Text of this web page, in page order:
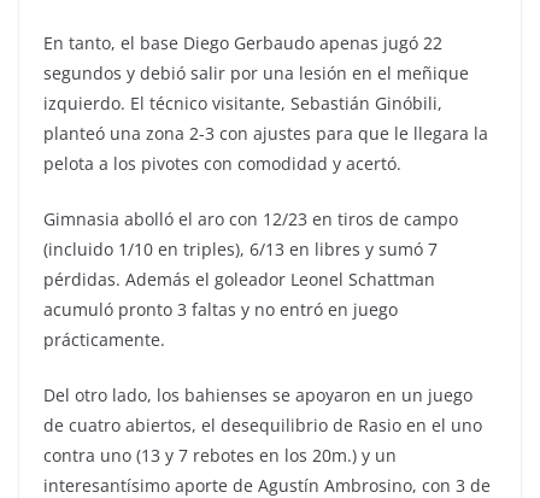
En tanto, el base Diego Gerbaudo apenas jugó 22
segundos y debió salir por una lesión en el meñique
izquierdo. El técnico visitante, Sebastián Ginóbili,
planteó una zona 2-3 con ajustes para que le llegara la
pelota a los pivotes con comodidad y acertó.
Gimnasia abolló el aro con 12/23 en tiros de campo
(incluido 1/10 en triples), 6/13 en libres y sumó 7
pérdidas. Además el goleador Leonel Schattman
acumuló pronto 3 faltas y no entró en juego
prácticamente.
Del otro lado, los bahienses se apoyaron en un juego
de cuatro abiertos, el desequilibrio de Rasio en el uno
contra uno (13 y 7 rebotes en los 20m.) y un
interesantísimo aporte de Agustín Ambrosino, con 3 de